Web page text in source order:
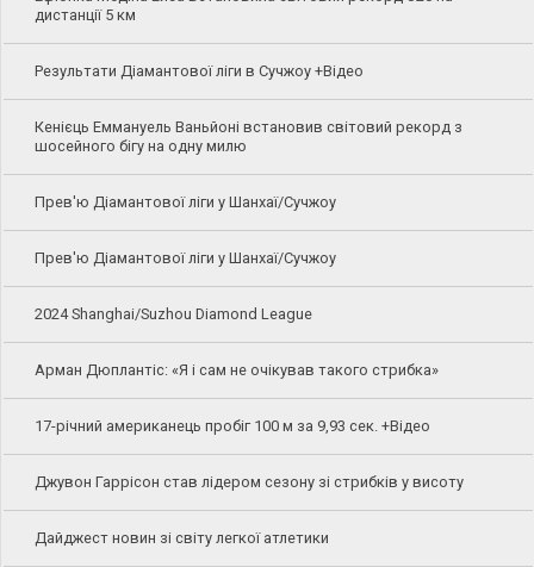
дистанції 5 км
Результати Діамантової ліги в Сучжоу +Відео
Кенієць Еммануель Ваньйоні встановив світовий рекорд з
шосейного бігу на одну милю
Прев'ю Діамантової ліги у Шанхаї/Сучжоу
Прев'ю Діамантової ліги у Шанхаї/Сучжоу
2024 Shanghai/Suzhou Diamond League
Арман Дюплантіс: «Я і сам не очікував такого стрибка»
17-річний американець пробіг 100 м за 9,93 сек. +Відео
Джувон Гаррісон став лідером сезону зі стрибків у висоту
Дайджест новин зі світу легкої атлетики